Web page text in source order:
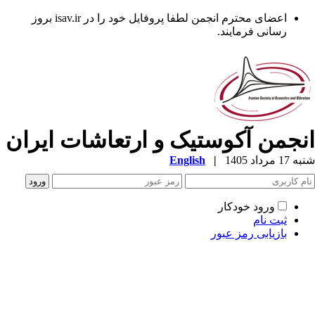
اعضای محترم انجمن لطفا پروفایل خود را در isav.ir بروز
رسانی فرمایند.
آکوستیک و ارتعاشات ایران
مرداد 1405 |
English
ورود خودکار
ثبت نام
بازیابی رمز عبور